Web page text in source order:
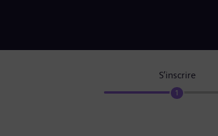
S’inscrire
1